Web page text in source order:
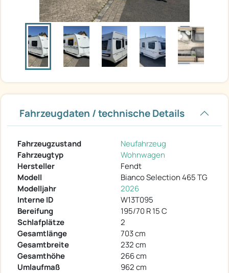
Fahrzeugdaten / technische Details
Fahrzeugzustand
Neufahrzeug
Fahrzeugtyp
Wohnwagen
Hersteller
Fendt
Modell
Bianco Selection 465 TG
Modelljahr
2026
Interne ID
W13T095
Bereifung
195/70 R 15 C
Schlafplätze
2
Gesamtlänge
703 cm
Gesamtbreite
232 cm
Gesamthöhe
266 cm
Umlaufmaß
962 cm